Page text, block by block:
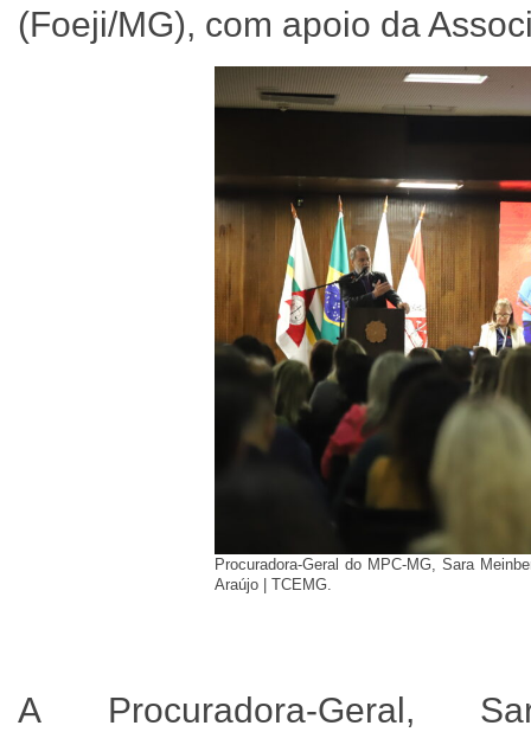
(Foeji/MG), com apoio da
Procuradora-Geral do MPC-MG, Sara
Araújo | TCEMG.
A Procuradora-Geral,